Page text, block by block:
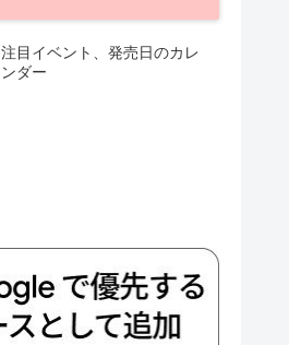
注目イベント、発売日のカレ
ンダー